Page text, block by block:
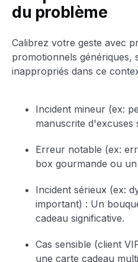
du problème
Calibrez votre geste avec
promotionnels génériques,
inappropriés dans ce
Incident mineur (ex:
manuscrite d'excuses
Erreur notable (ex:
box gourmande ou
Incident sérieux (ex:
important) : Un
cadeau significative.
Cas sensible (client
une carte cadeau